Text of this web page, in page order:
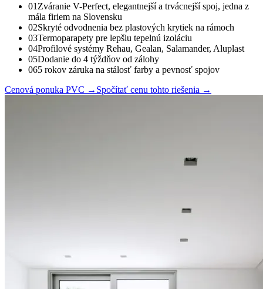
01 Zváranie V-Perfect, elegantnejší a trvácnejší spoj, jedna z
mála firiem na Slovensku
02Skryté odvodnenia bez plastových krytiek na rámoch
03Termoparapety pre lepšiu tepelnú izoláciu
04Profilové systémy Rehau, Gealan, Salamander, Aluplast
05Dodanie do 4 týždňov od zálohy
065 rokov záruka na stálosť farby a pevnosť spojov
Cenová ponuka PVC → Spočítať cenu tohto riešenia →